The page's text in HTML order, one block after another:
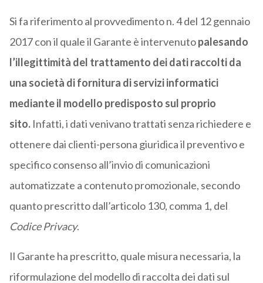
Si fa riferimento al provvedimento n. 4 del 12 gennaio
2017 con il quale il Garante è intervenutopalesando
l’illegittimità del trattamento dei dati raccolti da
una società di fornitura di servizi informatici
mediante il modello predisposto sul proprio
sito.Infatti, i dati venivano trattati senza richiedere e
ottenere dai clienti-persona giuridica il preventivo e
specifico consenso all’invio di comunicazioni
automatizzate a contenuto promozionale, secondo
quanto prescritto dall’articolo 130, comma 1, del
Codice Privacy.
Il Garante ha prescritto, quale misura necessaria, la
riformulazione del modello di raccolta dei dati sul